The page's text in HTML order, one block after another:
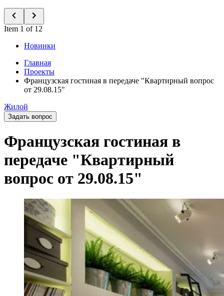
Item 1 of 12
Новинки
Главная
Проекты
Французская гостиная в передаче "Квартирный вопрос
от 29.08.15"
Жилой
Задать вопрос
Французская гостиная в
передаче "Квартирный
вопрос от 29.08.15"